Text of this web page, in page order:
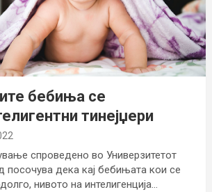
бебиња се
тинејџери
спроведено во Универзитетот
посочува дека кај бебињата кои се
нивото на интелигенција…